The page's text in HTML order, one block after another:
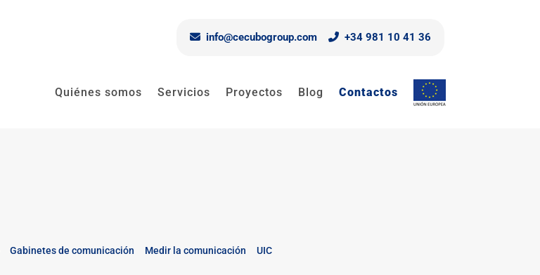
info@cecubogroup.com +34 981 10 41 36
Quiénes somos Servicios Proyectos Blog Contactos
Gabinetes de comunicación Medir la comunicación UIC